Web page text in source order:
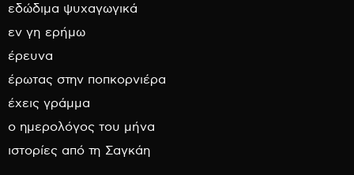
εδώδιμα ψυχαγωγικά
εν γη ερήμω
έρευνα
έρωτας στην ποπκορνιέρα
έχεις γράμμα
ο ημερολόγος του μήνα
ιστορίες από τη Σαγκάη